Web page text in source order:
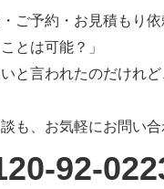
ご予約・お見積もり依
とは可能？」
いと言われたのだけれ
も、お気軽にお問い合
92-